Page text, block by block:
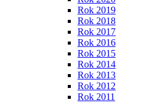
Rok 2019
Rok 2018
Rok 2017
Rok 2016
Rok 2015
Rok 2014
Rok 2013
Rok 2012
Rok 2011